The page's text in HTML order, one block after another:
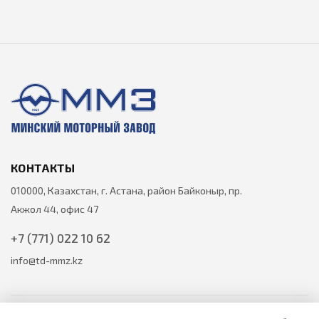
КОНТАКТЫ
010000, Казахстан, г. Астана, район Байконыр, пр.
Акжол 44, офис 47
+7 (771) 022 10 62
info@td-mmz.kz